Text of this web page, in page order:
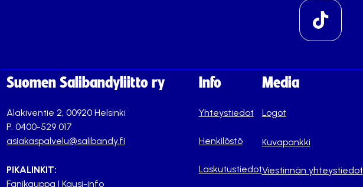
Suomen Salibandyliitto ry
Alakiventie 2, 00920 Helsinki
P. 0400-529 017
asiakaspalvelu@salibandy.fi
PIKALINKIT:
Fanikauppa | Kausi-info
Info
Yhteystiedot
Henkilöstö
Laskutustiedot
Media
Logot
Kuvapankki
Viestinnän yhteystiedot